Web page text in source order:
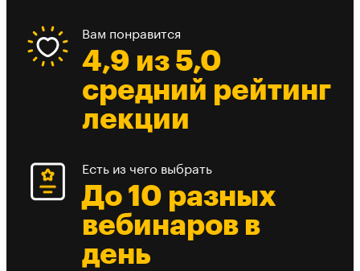
Вам понравится
4,9 из 5,0
средний рейтинг
лекции
Есть из чего выбрать
До 10 разных
вебинаров в
день